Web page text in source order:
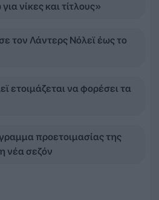
νίκες και τίτλους»
τον Λάντερς Νόλεϊ έως το
ετοιμάζεται να φορέσει τα
προετοιμασίας της
νέα σεζόν